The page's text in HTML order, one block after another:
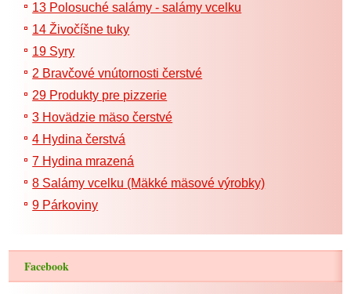
13 Polosuché salámy - salámy vcelku
14 Živočíšne tuky
19 Syry
2 Bravčové vnútornosti čerstvé
29 Produkty pre pizzerie
3 Hovädzie mäso čerstvé
4 Hydina čerstvá
7 Hydina mrazená
8 Salámy vcelku (Mäkké mäsové výrobky)
9 Párkoviny
Facebook